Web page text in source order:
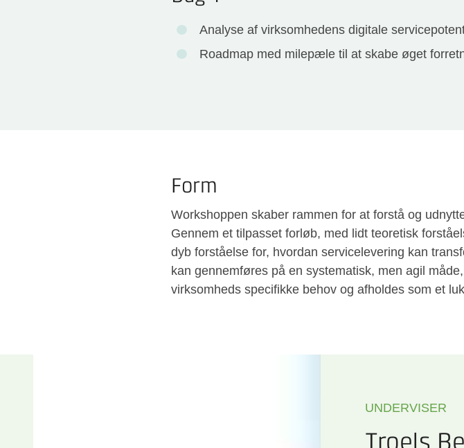
Analyse af virksomhedens digitale
Roadmap med milepæle til at skabe øget
Form
Workshoppen skaber rammen for at forstå og
Gennem et tilpasset forløb, med lidt teoretisk
dyb forståelse for, hvordan servicelevering kan
kan gennemføres på en systematisk, men agil
virksomheds specifikke behov og afholdes som et
UNDERVISER
Troels